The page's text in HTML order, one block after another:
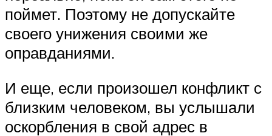
поймет. Поэтому не допускайте
своего унижения своими же
оправданиями.
И еще, если произошел конфликт с
близким человеком, вы услышали
оскорбления в свой адрес в